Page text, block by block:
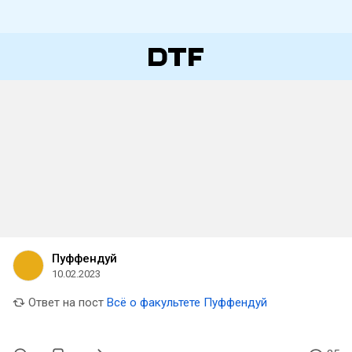
Пуффендуй
10.02.2023
Ответ на пост Всё о факультете Пуффендуй